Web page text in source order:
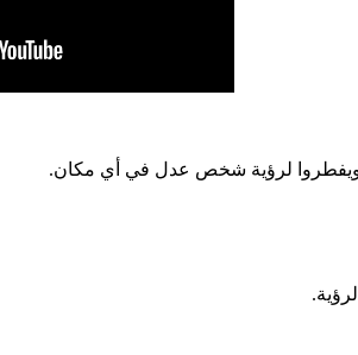
ويفطروا لرؤية شخص عدل في أي مكان.